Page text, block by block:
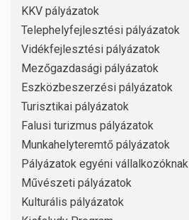
KKV pályázatok
Telephelyfejlesztési pályázatok
Vidékfejlesztési pályázatok
Mezőgazdasági pályázatok
Eszközbeszerzési pályázatok
Turisztikai pályázatok
Falusi turizmus pályázatok
Munkahelyteremtő pályázatok
Pályázatok egyéni vállalkozóknak
Művészeti pályázatok
Kulturális pályázatok